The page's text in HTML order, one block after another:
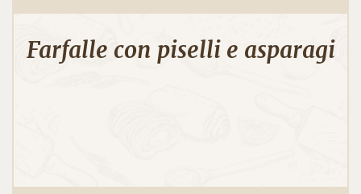
Farfalle con piselli e asparagi